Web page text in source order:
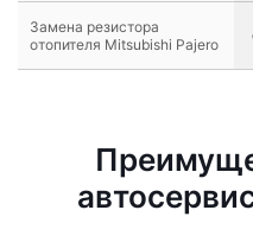
Замена резистора
отопителя Mitsubishi Pajero